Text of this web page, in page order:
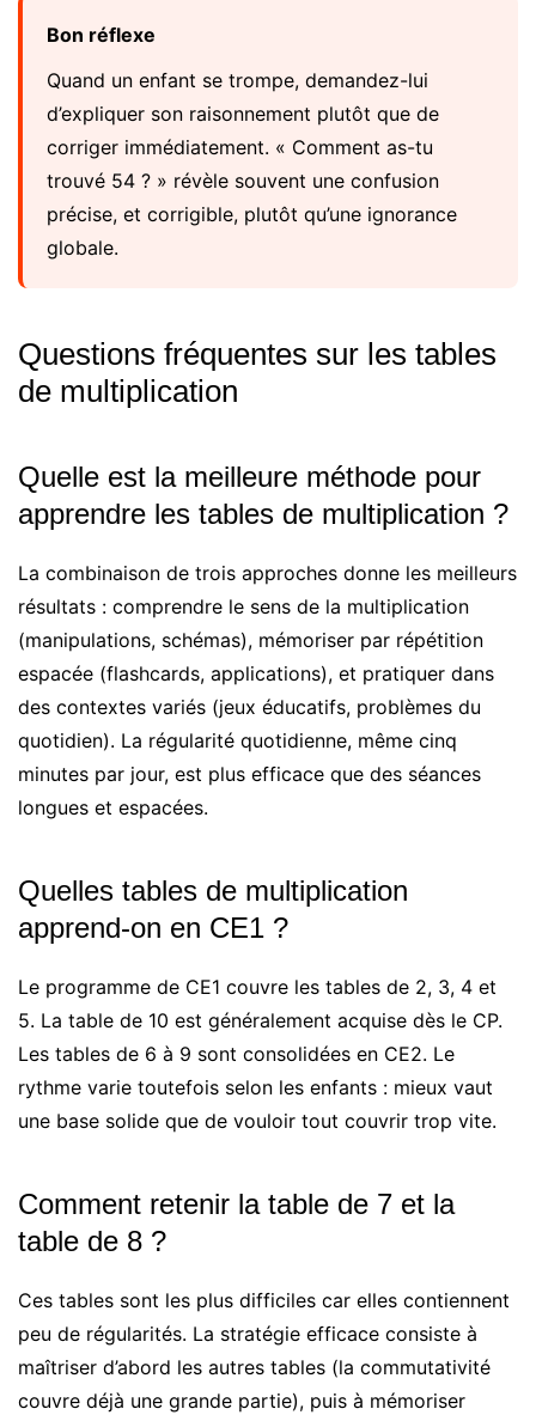
Bon réflexe
Quand un enfant se trompe, demandez-lui
d’expliquer son raisonnement plutôt que de
corriger immédiatement. « Comment as-tu
trouvé 54 ? » révèle souvent une confusion
précise, et corrigible, plutôt qu’une ignorance
globale.
Questions fréquentes sur les tables
de multiplication
Quelle est la meilleure méthode pour
apprendre les tables de multiplication ?
La combinaison de trois approches donne les meilleurs
résultats : comprendre le sens de la multiplication
(manipulations, schémas), mémoriser par répétition
espacée (flashcards, applications), et pratiquer dans
des contextes variés (jeux éducatifs, problèmes du
quotidien). La régularité quotidienne, même cinq
minutes par jour, est plus efficace que des séances
longues et espacées.
Quelles tables de multiplication
apprend-on en CE1 ?
Le programme de CE1 couvre les tables de 2, 3, 4 et
5. La table de 10 est généralement acquise dès le CP.
Les tables de 6 à 9 sont consolidées en CE2. Le
rythme varie toutefois selon les enfants : mieux vaut
une base solide que de vouloir tout couvrir trop vite.
Comment retenir la table de 7 et la
table de 8 ?
Ces tables sont les plus difficiles car elles contiennent
peu de régularités. La stratégie efficace consiste à
maîtriser d’abord les autres tables (la commutativité
couvre déjà une grande partie), puis à mémoriser